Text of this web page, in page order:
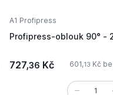
A1 Profipress
Profipress-oblouk 90° -
727,36 Kč 601,13 Kč